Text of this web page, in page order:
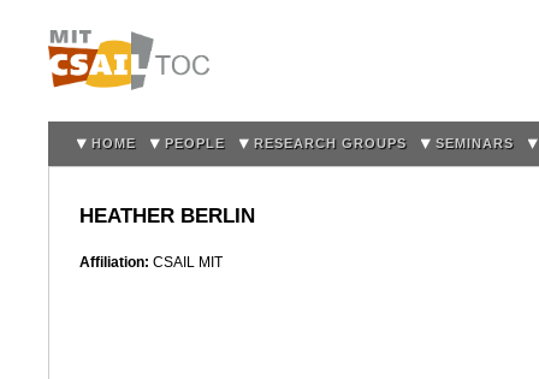
HOME PEOPLE RESEARCH GROUPS SEMINARS
HEATHER BERLIN
Affiliation: CSAIL MIT